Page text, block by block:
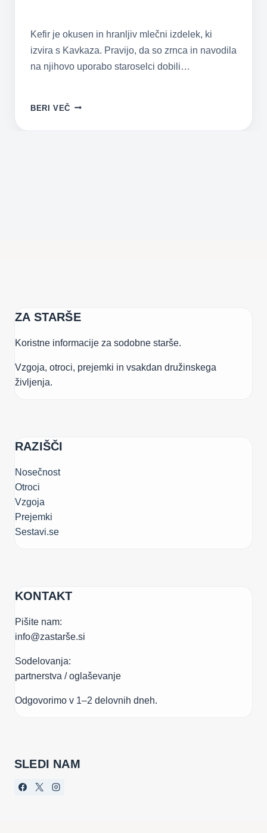
Kefir je okusen in hranljiv mlečni izdelek, ki
izvira s Kavkaza. Pravijo, da so zrnca in navodila
na njihovo uporabo staroselci dobili…
BERI VEČ KEFIR
ZDRAVILNA
ZA STARŠE
Koristne informacije za sodobne starše.
Vzgoja, otroci, prejemki in vsakdan družinskega
življenja.
RAZIŠČI
Nosečnost
Otroci
Vzgoja
Prejemki
Sestavi.se
KONTAKT
Pišite nam:
info@zastarše.si
Sodelovanja:
partnerstva / oglaševanje
Odgovorimo v 1–2 delovnih dneh.
SLEDI NAM